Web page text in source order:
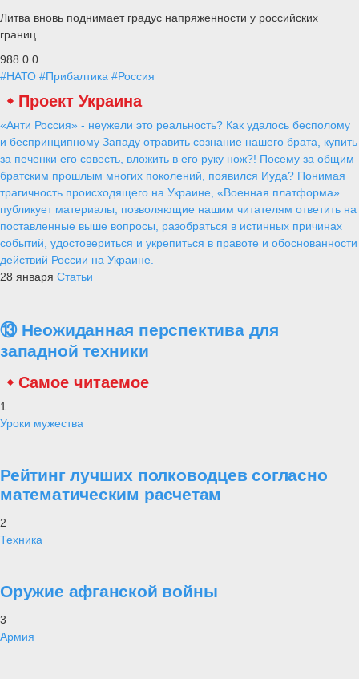
Литва вновь поднимает градус напряженности у российских
границ.
988 0 0
#НАТО #Прибалтика #Россия
Проект Украина
«Анти Россия» - неужели это реальность? Как удалось бесполому
и беспринципному Западу отравить сознание нашего брата, купить
за печенки его совесть, вложить в его руку нож?! Посему за общим
братским прошлым многих поколений, появился Иуда? Понимая
трагичность происходящего на Украине, «Военная платформа»
публикует материалы, позволяющие нашим читателям ответить на
поставленные выше вопросы, разобраться в истинных причинах
событий, удостовериться и укрепиться в правоте и обоснованности
действий России на Украине.
28 января Статьи
⑬ Неожиданная перспектива для
западной техники
Самое читаемое
1
Уроки мужества
Рейтинг лучших полководцев согласно
математическим расчетам
2
Техника
Оружие афганской войны
3
Армия